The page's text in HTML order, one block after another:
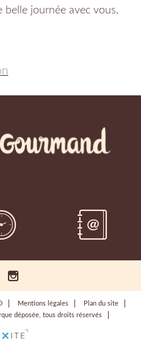
belle journée avec vous,
Mentions légales
Plan du site
déposée, tous droits réservés